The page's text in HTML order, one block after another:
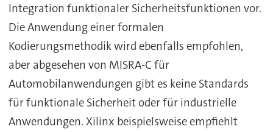
Integration funktionaler Sicherheitsfunktionen vor.
Die Anwendung einer formalen
Kodierungsmethodik wird ebenfalls empfohlen,
aber abgesehen von MISRA-C für
Automobilanwendungen gibt es keine Standards
für funktionale Sicherheit oder für industrielle
Anwendungen. Xilinx beispielsweise empfiehlt